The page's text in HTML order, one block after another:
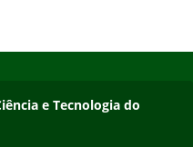
e Tecnologia do